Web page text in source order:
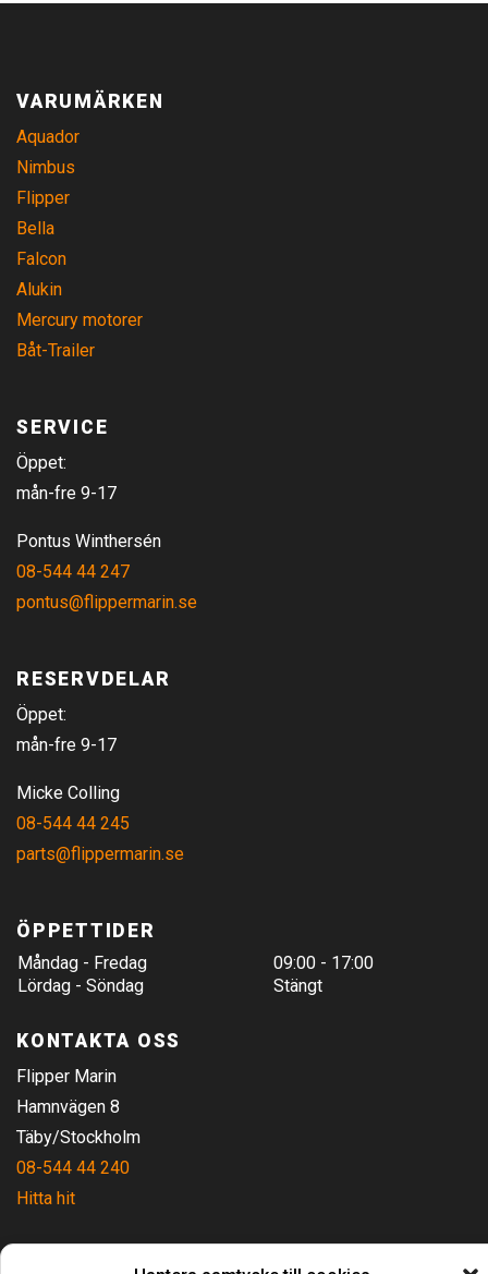
VARUMÄRKEN
Aquador
Nimbus
Flipper
Bella
Falcon
Alukin
Mercury motorer
Båt-Trailer
SERVICE
Öppet:
mån-fre 9-17
Pontus Winthersén
08-544 44 247
pontus@flippermarin.se
RESERVDELAR
Öppet:
mån-fre 9-17
Micke Colling
08-544 44 245
parts@flippermarin.se
ÖPPETTIDER
Måndag - Fredag
09:00 - 17:00
Lördag - Söndag
Stängt
KONTAKTA OSS
Flipper Marin
Hamnvägen 8
Täby/Stockholm
08-544 44 240
Hitta hit